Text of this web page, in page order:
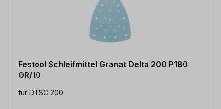
Festool Schleifmittel Granat Delta 200 P180
GR/10
für DTSC 200